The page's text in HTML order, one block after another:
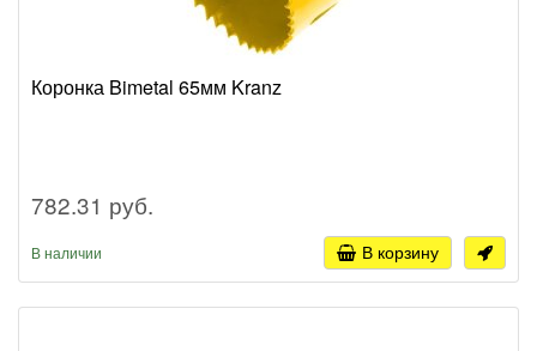
Коронка Bimetal 65мм Kranz
782.31 руб.
В наличии В корзину